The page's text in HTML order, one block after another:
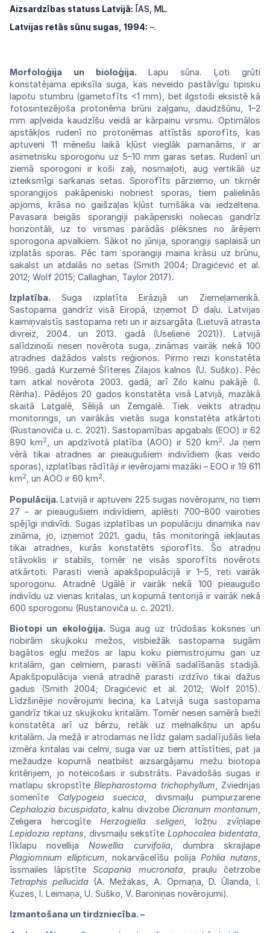
Aizsardzības statuss Latvijā: ĪAS, ML.
Latvijas retās sūnu sugas, 1994: –.
Morfoloģija un bioloģija. Lapu sūna. Ļoti grūti
konstatējama epiksīla suga, kas neveido pastāvīgu tipisku
lapotu stumbru (gametofīts <1 mm), bet ilgstoši eksistē kā
fotosintezējoša protonēma brūni zaļganu, daudzšūnu, 1–2
mm apļveida kaudzīšu veidā ar kārpainu virsmu. Optimālos
apstākļos rudenī no protonēmas attīstās sporofīts, kas
aptuveni 11 mēnešu laikā kļūst vieglāk pamanāms, ir ar
asimetrisku sporogonu uz 5–10 mm garas setas. Rudenī un
ziemā sporogoni ir koši zaļi, nosmaiļoti, aug vertikāli uz
izteiksmīgi sarkanas setas. Sporofīts pārziemo, un tikmēr
sporangijos pakāpeniski nobriest sporas, tiem palielinās
apjoms, krāsa no gaišzaļas kļūst tumšāka vai iedzeltena.
Pavasara beigās sporangiji pakāpeniski noliecas gandrīz
horizontāli, uz to virsmas parādās plēksnes no ārējiem
sporogona apvalkiem. Sākot no jūnija, sporangiji saplaisā un
izplatās sporas. Pēc tam sporangiji maina krāsu uz brūnu,
sakalst un atdalās no setas (Smith 2004; Dragićević et al.
2012; Wolf 2015; Callaghan, Taylor 2017).
Izplatība. Suga izplatīta Eirāzijā un Ziemeļamerikā.
Sastopama gandrīz visā Eiropā, izņemot D daļu. Latvijas
kaimiņvalstīs sastopama reti un ir aizsargāta (Lietuvā atrasta
divreiz, 2004. un 2013. gadā (Uselienė 2021)). Latvijā
salīdzinoši nesen novērota suga, zināmas vairāk nekā 100
atradnes dažādos valsts reģionos. Pirmo reizi konstatēta
1996. gadā Kurzemē Šlīteres Zilajos kalnos (U. Suško). Pēc
tam atkal novērota 2003. gadā, arī Zilo kalnu pakājē (I.
Rēriha). Pēdējos20 gados konstatēta visā Latvijā, mazākā
skaitā Latgalē, Sēlijā un Zemgalē. Tiek veikts atradņu
monitorings, un vairākās vietās suga konstatēta atkārtoti
(Rustanoviča u. c. 2021). Sastopamības apgabals (EOO) ir 62
890 km2, un apdzīvotā platība (AOO) ir 520 km2. Ja ņem
vērā tikai atradnes ar pieaugušiem indivīdiem (kas veido
sporas), izplatības rādītāji ir ievērojami mazāki – EOO ir 19 611
km2, un AOO ir 60 km2.
Populācija.Latvijā ir aptuveni 225 sugas novērojumi, no tiem
27 – ar pieaugušiem indivīdiem, aplēsti 700–800 vairoties
spējīgi indivīdi. Sugas izplatības un populāciju dinamika nav
zināma, jo, izņemot 2021. gadu, tās monitoringā iekļautas
tikai atradnes, kurās konstatēts sporofīts. Šo atradņu
stāvoklis ir stabils, tomēr ne visās sporofīts novērots
atkārtoti. Parasti vienā apakšpopulācijā ir 1–5, reti vairāk
sporogonu. Atradnē Ugālē ir vairāk nekā 100 pieaugušo
indivīdu uz vienas kritalas, un kopumā teritorijā ir vairāk nekā
600 sporogonu (Rustanoviča u. c. 2021).
Biotopi un ekoloģija. Suga aug uz trūdošas koksnes un
nobirām skujkoku mežos, visbiežāk sastopama sugām
bagātos egļu mežos ar lapu koku piemistrojumu gan uz
kritalām, gan celmiem, parasti vēlīnā sadalīšanās stadijā.
Apakšpopulācija vienā atradnē parasti izdzīvo tikai dažus
gadus (Smith 2004; Dragićević et al. 2012; Wolf 2015).
Līdzšinējie novērojumi liecina, ka Latvijā suga sastopama
gandrīz tikai uz skujkoku kritalām. Tomēr nesen samērā bieži
konstatēta arī uz bērzu, retāk uz melnalkšņu un apšu
kritalām. Ja mežā ir atrodamas ne līdz galam sadalījušās liela
izmēra kritalas vai celmi, suga var uz tiem attīstīties, pat ja
mežaudze kopumā neatbilst aizsargājamu mežu biotopa
kritērijiem, jo noteicošais ir substrāts. Pavadošās sugas ir
matlapu skropstīte Blepharostoma trichophyllum , Zviedrijas
somenīte Calypogeia suecica , divsmaiļu pumpurzarene
Cephaloziabicuspidata , kalnu divzobe Dicranummontanum
Zeligera hercogīteHerzogiella seligeri, ložņu zvīņlape
Lepidozia reptans , divsmaiļu sekstīte Lophocolea bidentata
līklapu novellijaNowellia curvifolia, dumbra skrajlape
Plagiomniumellipticum , nokarvācelīšu polija Pohlia nutans
īssmailes lāpstīteScapania mucronata, praulu četrzobe
Tetraphispellucida (A. Mežakas, A. Opmaņa, D. Ūlanda, I.
Ķuzes, I. Leimaņa, U. Suško, V. Baroniņas novērojumi).
Izmantošana un tirdzniecība. –